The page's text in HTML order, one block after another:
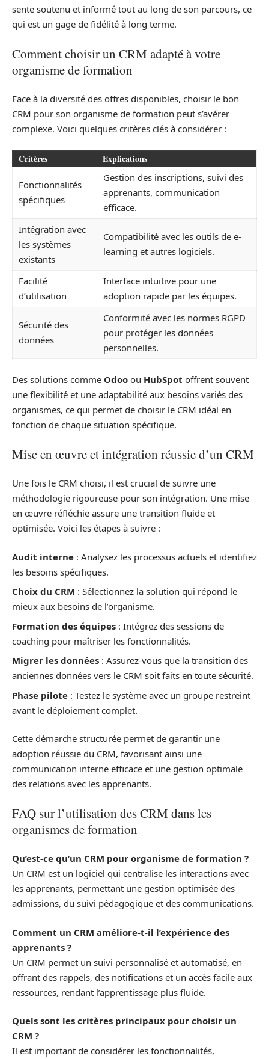
sente soutenu et informé tout au long de son parcours, ce
qui est un gage de fidélité à long terme.
Comment choisir un CRM adapté à votre
organisme de formation
Face à la diversité des offres disponibles, choisir le bon
CRM pour son organisme de formation peut s’avérer
complexe. Voici quelques critères clés à considérer :
Critères Explications
Fonctionnalités
spécifiques
Gestion des inscriptions, suivi des
apprenants, communication
efficace.
Intégration avec
les systèmes
existants
Compatibilité avec les outils de e-
learning et autres logiciels.
Facilité
d’utilisation
Interface intuitive pour une
adoption rapide par les équipes.
Sécurité des
données
Conformité avec les normes RGPD
pour protéger les données
personnelles.
Des solutions comme Odoo ou HubSpot offrent souvent
une flexibilité et une adaptabilité aux besoins variés des
organismes, ce qui permet de choisir le CRM idéal en
fonction de chaque situation spécifique.
Mise en œuvre et intégration réussie d’un CRM
Une fois le CRM choisi, il est crucial de suivre une
méthodologie rigoureuse pour son intégration. Une mise
en œuvre réfléchie assure une transition fluide et
optimisée. Voici les étapes à suivre :
Audit interne : Analysez les processus actuels et identifiez
les besoins spécifiques.
Choix du CRM : Sélectionnez la solution qui répond le
mieux aux besoins de l’organisme.
Formation des équipes : Intégrez des sessions de
coaching pour maîtriser les fonctionnalités.
Migrer les données : Assurez-vous que la transition des
anciennes données vers le CRM soit faits en toute sécurité.
Phase pilote : Testez le système avec un groupe restreint
avant le déploiement complet.
Cette démarche structurée permet de garantir une
adoption réussie du CRM, favorisant ainsi une
communication interne efficace et une gestion optimale
des relations avec les apprenants.
FAQ sur l’utilisation des CRM dans les
organismes de formation
Qu’est-ce qu’un CRM pour organisme de formation ?
Un CRM est un logiciel qui centralise les interactions avec
les apprenants, permettant une gestion optimisée des
admissions, du suivi pédagogique et des communications.
Comment un CRM améliore-t-il l’expérience des
apprenants ?
Un CRM permet un suivi personnalisé et automatisé, en
offrant des rappels, des notifications et un accès facile aux
ressources, rendant l’apprentissage plus fluide.
Quels sont les critères principaux pour choisir un
CRM ?
Il est important de considérer les fonctionnalités,